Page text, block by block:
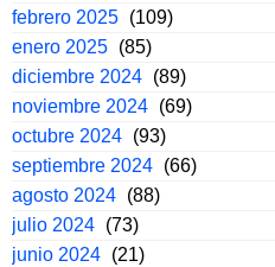
febrero 2025 (109)
enero 2025 (85)
diciembre 2024 (89)
noviembre 2024 (69)
octubre 2024 (93)
septiembre 2024 (66)
agosto 2024 (88)
julio 2024 (73)
junio 2024 (21)